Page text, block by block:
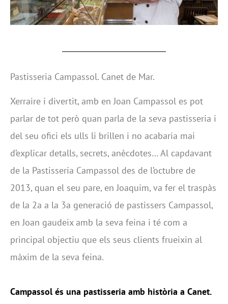
Pastisseria Campassol. Canet de Mar.
Xerraire i divertit, amb en Joan Campassol es pot
parlar de tot però quan parla de la seva pastisseria i
del seu ofici els ulls li brillen i no acabaria mai
d’explicar detalls, secrets, anècdotes… Al capdavant
de la Pastisseria Campassol des de l’octubre de
2013, quan el seu pare, en Joaquim, va fer el traspàs
de la 2a a la 3a generació de pastissers Campassol,
en Joan gaudeix amb la seva feina i té com a
principal objectiu que els seus clients frueixin al
màxim de la seva feina.
Campassol és una pastisseria amb història a Canet.